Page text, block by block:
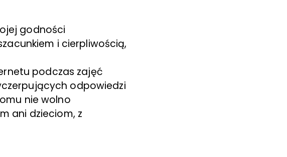
godności
i cierpliwością,
podczas zajęć
odpowiedzi
nie wolno
ani dzieciom, z